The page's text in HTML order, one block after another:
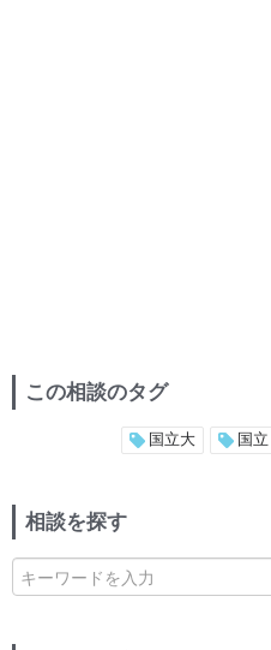
この相談のタグ
国立大 国立
相談を探す